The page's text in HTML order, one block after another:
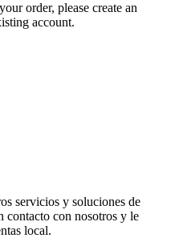
order, please create an
account.
servicios y soluciones de
contacto con nosotros y le
local.